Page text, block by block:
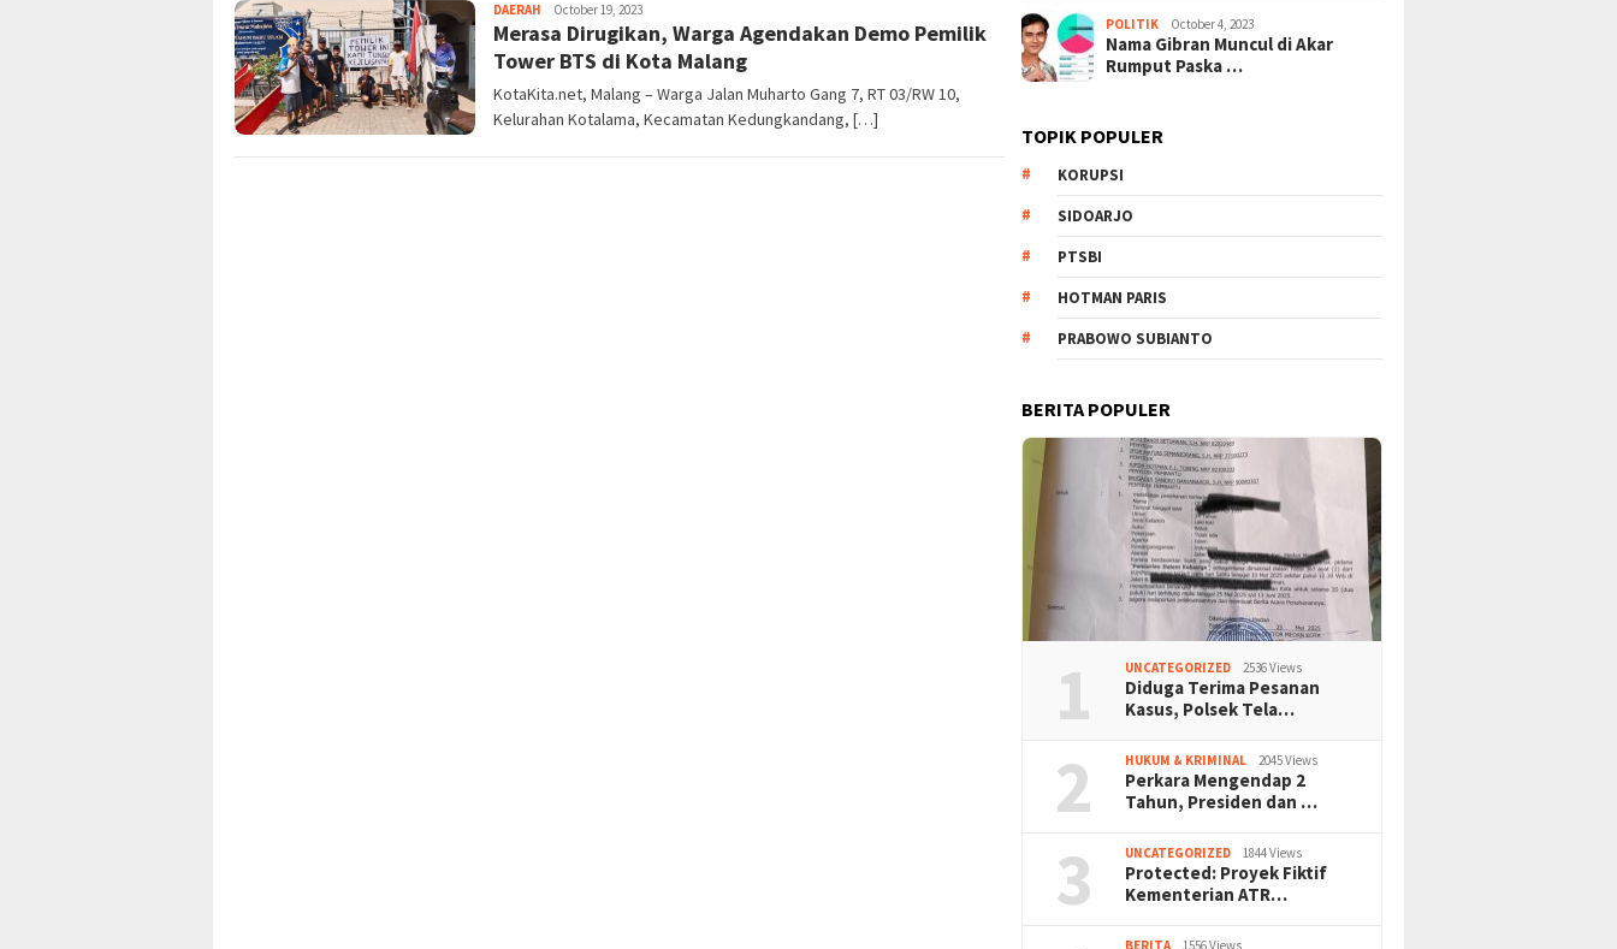
DAERAH Redaksi
October 19, 2023
Merasa Dirugikan, Warga Agendakan Demo Pemilik
Tower BTS di Kota Malang
KotaKita.net, Malang – Warga Jalan Muharto Gang 7, RT 03/RW 10,
Kelurahan Kotalama, Kecamatan Kedungkandang, […]
POLITIK October 4, 2023
Nama Gibran Muncul di Akar
Rumput Paska …
TOPIK POPULER
KORUPSI
SIDOARJO
PTSBI
HOTMAN PARIS
PRABOWO SUBIANTO
BERITA POPULER
1 UNCATEGORIZED 2536 Views
Diduga Terima Pesanan
Kasus, Polsek Tela…
2 HUKUM & KRIMINAL 2045 Views
Perkara Mengendap 2
Tahun, Presiden dan …
3 UNCATEGORIZED 1844 Views
Protected: Proyek Fiktif
Kementerian ATR…